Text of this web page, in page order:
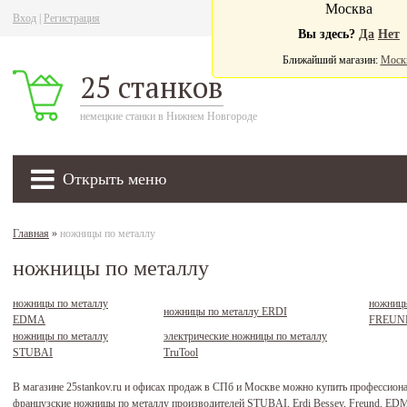
Вход Регистрация
25 станков
немецкие станки в Нижнем Новгороде
Открыть меню
Москва
Вы здесь? Да Нет
Ближайший магазин:
Главная » ножницы по металлу
ножницы по металлу
ножницы по металлу
EDMA
ножницы по металлу ERDI
ножницы по металлу
STUBAI
электрические ножницы по металлу
TruTool
В магазине 25stankov.ru и офисах продаж в СПб и Москве можно купить
французские ножницы по металлу производителей STUBAI, Erdi Bessey, Freund,